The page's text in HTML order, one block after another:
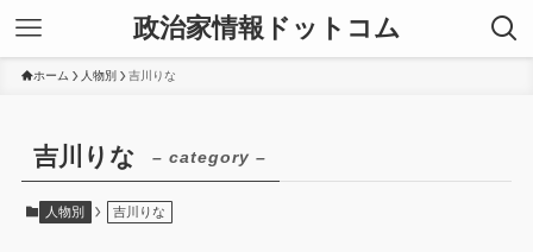
政治家情報ドットコム
ホーム 人物別 吉川りな
吉川りな – category –
人物別 吉川りな